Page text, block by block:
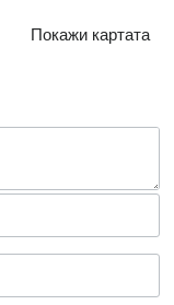
Покажи картата